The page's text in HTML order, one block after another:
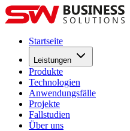
Startseite
Leistungen
Produkte
Technologien
Anwendungsfälle
Projekte
Fallstudien
Über uns